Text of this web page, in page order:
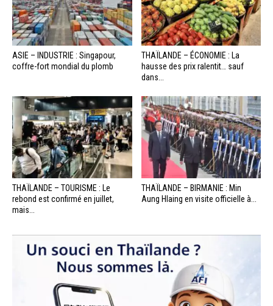
ASIE – INDUSTRIE : Singapour,
coffre-fort mondial du plomb
THAÏLANDE – ÉCONOMIE : La
hausse des prix ralentit… sauf
dans...
THAÏLANDE – TOURISME : Le
rebond est confirmé en juillet,
mais...
THAÏLANDE – BIRMANIE : Min
Aung Hlaing en visite officielle à...